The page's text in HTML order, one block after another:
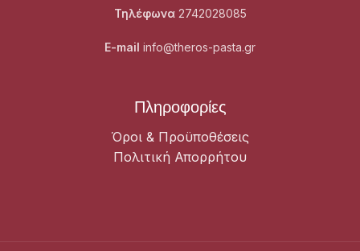
Τηλέφωνα 2742028085
E-mail info@theros-pasta.gr
Πληροφορίες
Όροι & Προϋποθέσεις
Πολιτική Απορρήτου